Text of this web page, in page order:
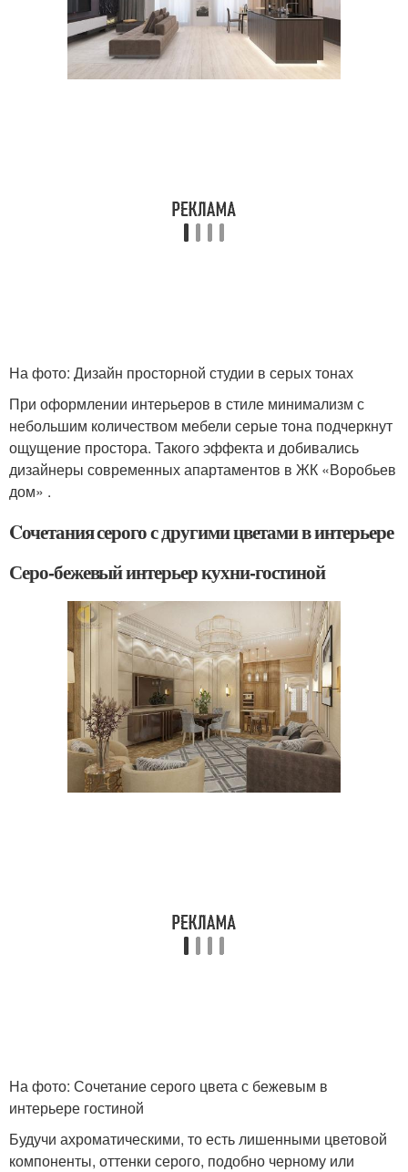
На фото: Дизайн просторной студии в серых тонах
При оформлении интерьеров в стиле минимализм с
небольшим количеством мебели серые тона подчеркнут
ощущение простора. Такого эффекта и добивались
дизайнеры современных апартаментов в ЖК «Воробьев
дом» .
Cочетания серого с другими цветами в интерьере
Серо-бежевый интерьер кухни-гостиной
На фото: Сочетание серого цвета с бежевым в
интерьере гостиной
Будучи ахроматическими, то есть лишенными цветовой
компоненты, оттенки серого, подобно черному или